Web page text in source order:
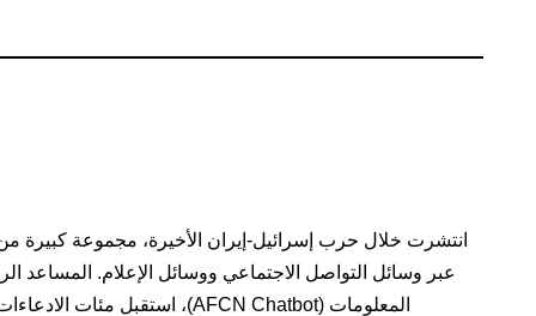
انتشرت خلال حرب إسرائيل-إيران الأخيرة، مجموعة كبيرة
عبر وسائل التواصل الاجتماعي ووسائل الإعلام. المساعد
المعلومات (AFCN Chatbot)، استقبل مئات الادعاءات ودقق قرابة